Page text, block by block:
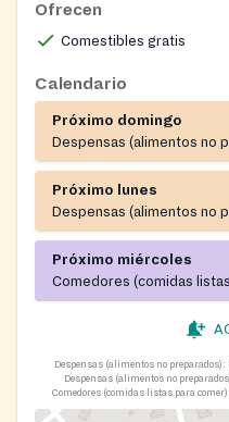
Ofrecen
Comestibles gratis
Calendario
Próximo domingo
Despensas (alimentos no
Próximo lunes
Despensas (alimentos no
Próximo miércoles
Comedores (comidas
Despensas (alimentos no preparados):
Despensas (alimentos no
Comedores (comidas listas para comer):